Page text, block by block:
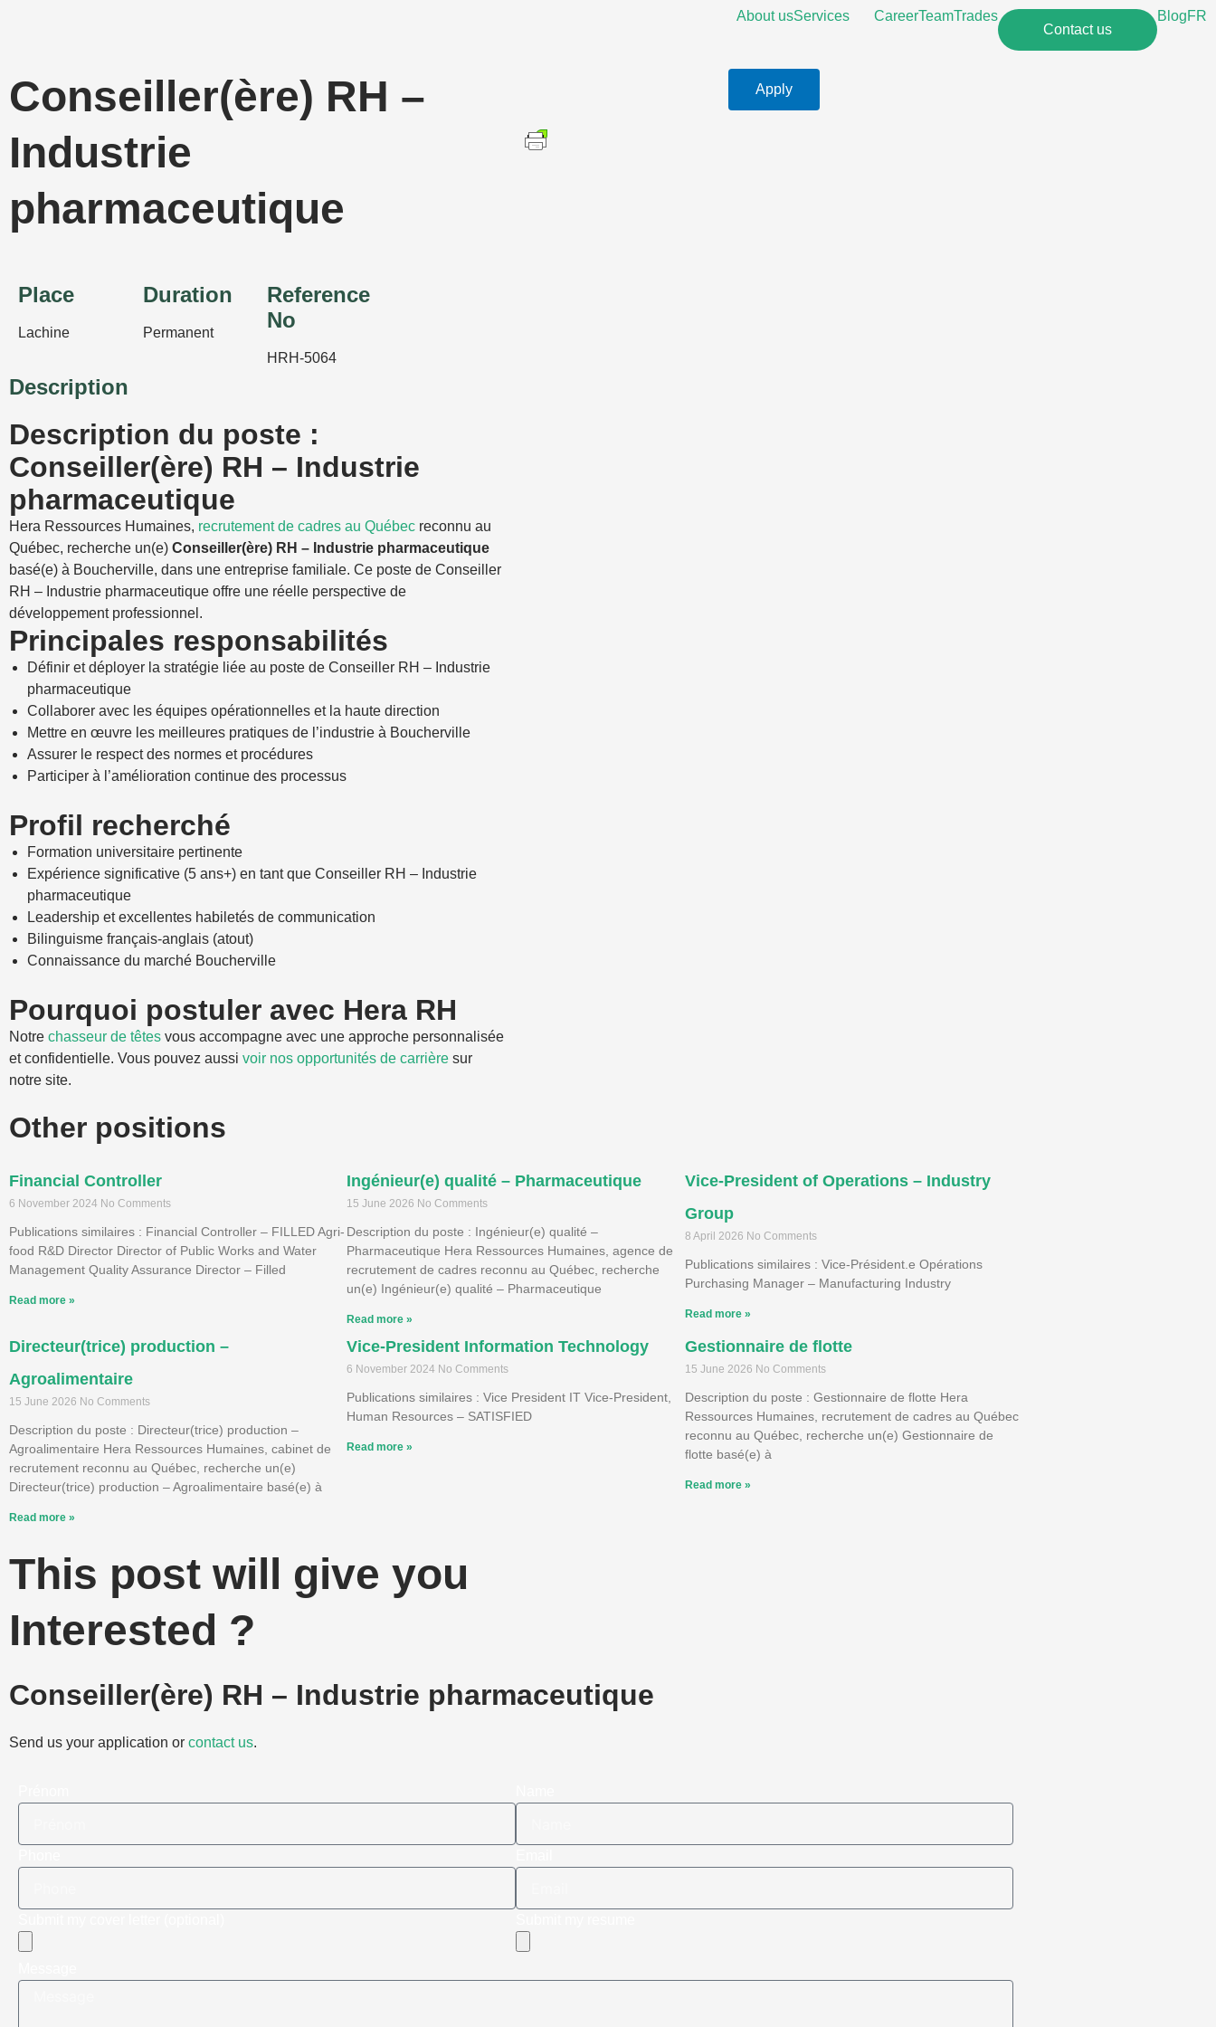
About usServices CareerTeamTrades
Contact us
BlogFR
Conseiller(ère) RH –
Industrie
pharmaceutique
Place
Lachine
Duration
Permanent
Reference
No
HRH-5064
Description
Description du poste :
Conseiller(ère) RH – Industrie
pharmaceutique
Hera Ressources Humaines, recrutement de cadres au Québec reconnu au
Québec, recherche un(e) Conseiller(ère) RH – Industrie pharmaceutique
basé(e) à Boucherville, dans une entreprise familiale. Ce poste de Conseiller
RH – Industrie pharmaceutique offre une réelle perspective de
développement professionnel.
Principales responsabilités
Définir et déployer la stratégie liée au poste de Conseiller RH – Industrie
pharmaceutique
Collaborer avec les équipes opérationnelles et la haute direction
Mettre en œuvre les meilleures pratiques de l’industrie à Boucherville
Assurer le respect des normes et procédures
Participer à l’amélioration continue des processus
Profil recherché
Formation universitaire pertinente
Expérience significative (5 ans+) en tant que Conseiller RH – Industrie
pharmaceutique
Leadership et excellentes habiletés de communication
Bilinguisme français-anglais (atout)
Connaissance du marché Boucherville
Pourquoi postuler avec Hera RH
Notre chasseur de têtes vous accompagne avec une approche personnalisée
et confidentielle. Vous pouvez aussi voir nos opportunités de carrière sur
notre site.
Apply
Other positions
Financial Controller
6 November 2024 No Comments
Publications similaires : Financial Controller – FILLED Agri-
food R&D Director Director of Public Works and Water
Management Quality Assurance Director – Filled
Read more »
Ingénieur(e) qualité – Pharmaceutique
15 June 2026 No Comments
Description du poste : Ingénieur(e) qualité –
Pharmaceutique Hera Ressources Humaines, agence de
recrutement de cadres reconnu au Québec, recherche
un(e) Ingénieur(e) qualité – Pharmaceutique
Read more »
Vice-President of Operations – Industry
Group
8 April 2026 No Comments
Publications similaires : Vice-Président.e Opérations
Purchasing Manager – Manufacturing Industry
Read more »
Directeur(trice) production –
Agroalimentaire
15 June 2026 No Comments
Description du poste : Directeur(trice) production –
Agroalimentaire Hera Ressources Humaines, cabinet de
recrutement reconnu au Québec, recherche un(e)
Directeur(trice) production – Agroalimentaire basé(e) à
Read more »
Vice-President Information Technology
6 November 2024 No Comments
Publications similaires : Vice President IT Vice-President,
Human Resources – SATISFIED
Read more »
Gestionnaire de flotte
15 June 2026 No Comments
Description du poste : Gestionnaire de flotte Hera
Ressources Humaines, recrutement de cadres au Québec
reconnu au Québec, recherche un(e) Gestionnaire de
flotte basé(e) à
Read more »
This post will give you
Interested ?
Conseiller(ère) RH – Industrie pharmaceutique
Send us your application or contact us.